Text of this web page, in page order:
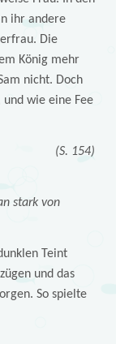
ihr andere
Die
König mehr
nicht. Doch
wie eine Fee
(S. 154)
stark von
Teint
und das
So spielte